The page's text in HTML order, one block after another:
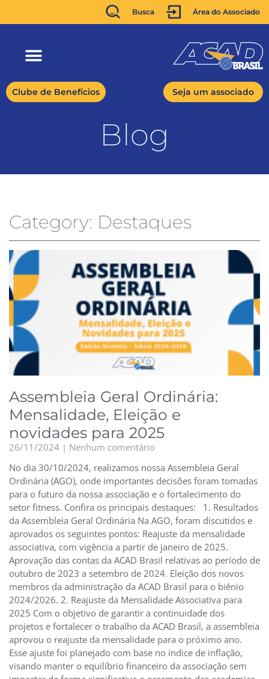
Busca Área do Associado
Clube de Benefícios Seja um associado
Blog
Category: Destaques
Assembleia Geral Ordinária:
Mensalidade, Eleição e
novidades para 2025
26/11/2024
Nenhum comentário
No dia 30/10/2024, realizamos nossa Assembleia Geral
Ordinária (AGO), onde importantes decisões foram tomadas
para o futuro da nossa associação e o fortalecimento do
setor fitness. Confira os principais destaques: 1. Resultados
da Assembleia Geral Ordinária Na AGO, foram discutidos e
aprovados os seguintes pontos: Reajuste da mensalidade
associativa, com vigência a partir de janeiro de 2025.
Aprovação das contas da ACAD Brasil relativas ao período de
outubro de 2023 a setembro de 2024. Eleição dos novos
membros da administração da ACAD Brasil para o biênio
2024/2026. 2. Reajuste da Mensalidade Associativa para
2025 Com o objetivo de garantir a continuidade dos
projetos e fortalecer o trabalho da ACAD Brasil, a assembleia
aprovou o reajuste da mensalidade para o próximo ano.
Esse ajuste foi planejado com base no índice de inflação,
visando manter o equilíbrio financeiro da associação sem